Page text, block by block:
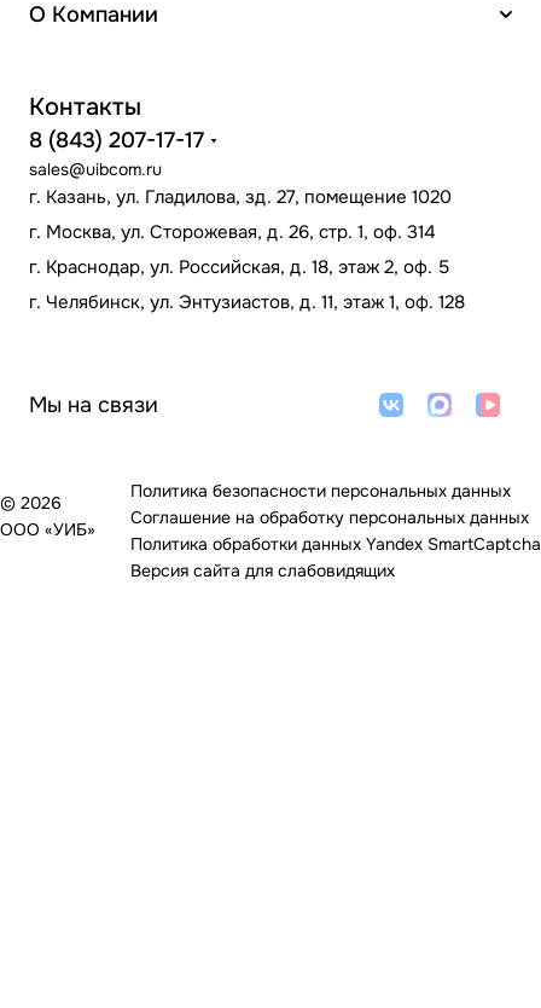
О Компании
Контакты
8 (843) 207-17-17
sales@uibcom.ru
г. Казань, ул. Гладилова, зд. 27, помещение 1020
г. Москва, ул. Сторожевая, д. 26, стр. 1, оф. 314
г. Краснодар, ул. Российская, д. 18, этаж 2, оф. 5
г. Челябинск, ул. Энтузиастов, д. 11, этаж 1, оф. 128
Мы на связи
© 2026
ООО «УИБ»
Политика безопасности персональных данных
Соглашение на обработку персональных данных
Политика обработки данных Yandex SmartCaptcha
Версия сайта для слабовидящих